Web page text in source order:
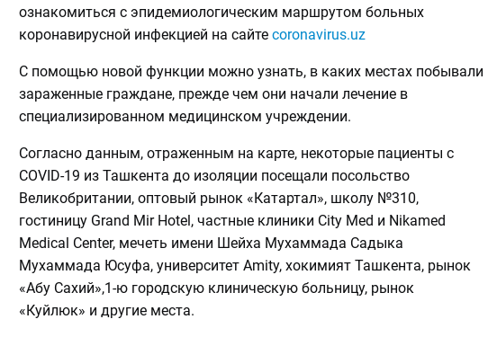
ознакомиться с эпидемиологическим маршрутом больных
коронавирусной инфекцией на сайте coronavirus.uz
С помощью новой функции можно узнать, в каких местах побывали
зараженные граждане, прежде чем они начали лечение в
специализированном медицинском учреждении.
Согласно данным, отраженным на карте, некоторые пациенты с
COVID-19 из Ташкента до изоляции посещали посольство
Великобритании, оптовый рынок «Катартал», школу №310,
гостиницу Grand Mir Hotel, частные клиники City Med и Nikamed
Medical Center, мечеть имени Шейха Мухаммада Садыка
Мухаммада Юсуфа, университет Amity, хокимият Ташкента, рынок
«Абу Сахий»,1-ю городскую клиническую больницу, рынок
«Куйлюк» и другие места.